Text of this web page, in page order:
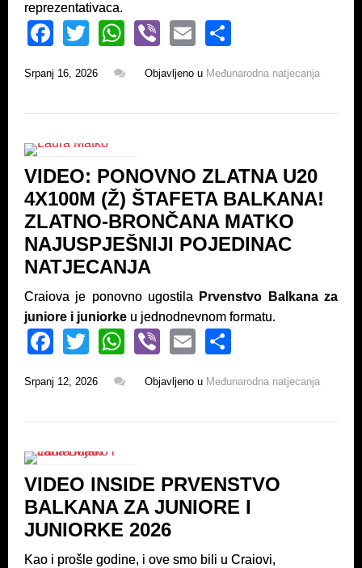
reprezentativaca.
F
c
e
o
k
T
tt
er
W
at
s
p
Vi
er
E
ail ar
e
Srpanj 16, 2026 Objavljeno u Međunarodna natjecanja
VIDEO: PONOVNO ZLATNA U20
4X100M (Ž) ŠTAFETA BALKANA!
ZLATNO-BRONČANA MATKO
NAJUSPJEŠNIJI POJEDINAC
NATJECANJA
Craiova je ponovno ugostila Prvenstvo Balkana za
juniore i juniorke u jednodnevnom formatu.
F
c
e
o
k
T
tt
er
W
at
s
p
Vi
er
E
ail ar
e
Srpanj 12, 2026 Objavljeno u Međunarodna natjecanja
VIDEO INSIDE PRVENSTVO
BALKANA ZA JUNIORE I
JUNIORKE 2026
Kao i prošle godine, i ove smo bili u Craiovi,